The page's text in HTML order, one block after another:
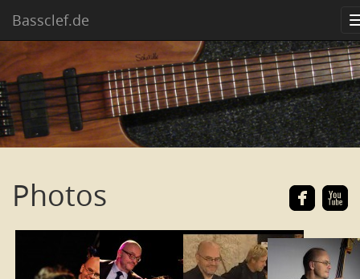
Bassclef.de
Photos